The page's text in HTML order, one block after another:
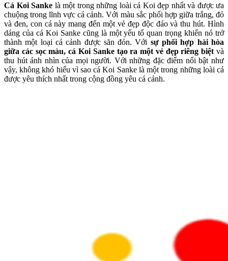
Cá Koi Sanke là một trong những loài cá Koi đẹp nhất và được ưa
chuộng trong lĩnh vực cá cảnh. Với màu sắc phối hợp giữa trắng, đỏ
và đen, con cá này mang đến một vẻ đẹp độc đáo và thu hút. Hình
dáng của cá Koi Sanke cũng là một yếu tố quan trọng khiến nó trở
thành một loại cá cảnh được săn đón. Với sự phối hợp hài hòa
giữa các sọc màu, cá Koi Sanke tạo ra một vẻ đẹp riêng biệt và
thu hút ánh nhìn của mọi người. Với những đặc điểm nổi bật như
vậy, không khó hiểu vì sao cá Koi Sanke là một trong những loài cá
được yêu thích nhất trong cộng đồng yêu cá cảnh.